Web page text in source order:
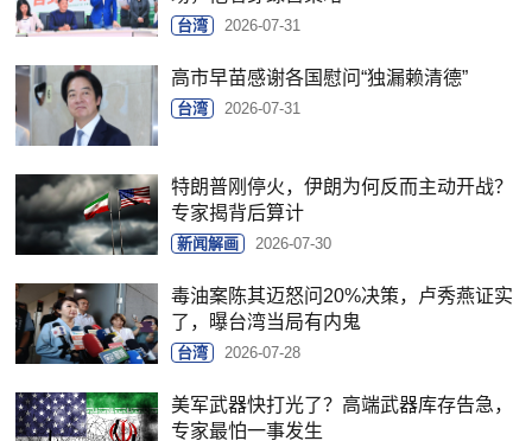
台湾 2026-07-31
高市早苗感谢各国慰问“独漏赖清德”
台湾 2026-07-31
特朗普刚停火，伊朗为何反而主动开战？
专家揭背后算计
新闻解画 2026-07-30
毒油案陈其迈怒问20%决策，卢秀燕证实
了，曝台湾当局有内鬼
台湾 2026-07-28
美军武器快打光了？高端武器库存告急，
专家最怕一事发生